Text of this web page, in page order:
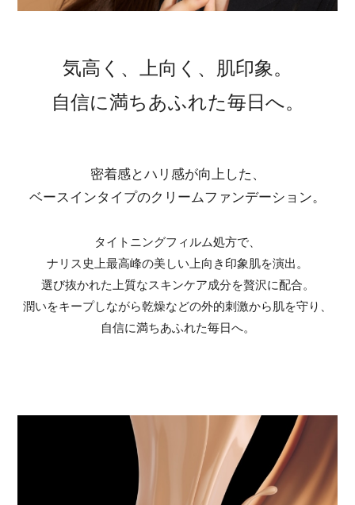
気高く、上向く、肌印象。
自信に満ちあふれた毎日へ。
密着感とハリ感が向上した、
ベースインタイプのクリームファンデーション。
タイトニングフィルム処方で、
ナリス史上最高峰の美しい上向き印象肌を演出。
選び抜かれた上質なスキンケア成分を贅沢に配合。
潤いをキープしながら乾燥などの外的刺激から肌を守り、
自信に満ちあふれた毎日へ。